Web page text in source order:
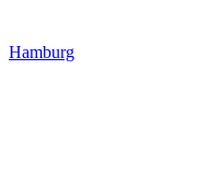
Hamburg